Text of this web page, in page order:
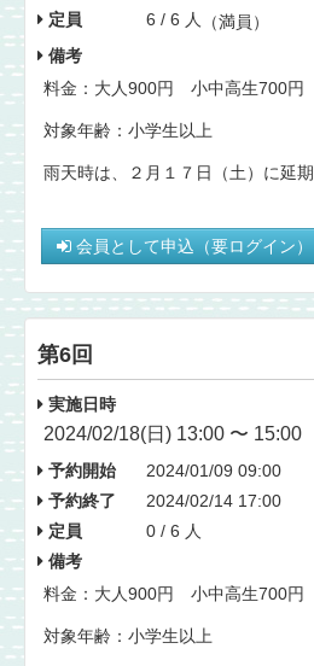
定員
6 / 6 人
（満員）
備考
料金：大人900円 小中高生700円
対象年齢：小学生以上
雨天時は、２月１７日（土）に延期
会員として申込（要ログイン）
第6回
実施日時
2024/02/18(日) 13:00 〜 15:00
予約開始
2024/01/09 09:00
予約終了
2024/02/14 17:00
定員
0 / 6 人
備考
料金：大人900円 小中高生700円
対象年齢：小学生以上